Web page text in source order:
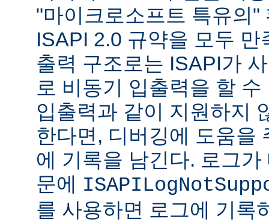
"마이크로소프트 특유의"
ISAPI 2.0 규약을 모두
출력 구조로는 ISAPI가
로 비동기 입출력을 할
입출력과 같이 지원하지
한다면, 디버깅에 도움을
에 기록을 남긴다. 로그
문에
를 사용하면 로그에 기록